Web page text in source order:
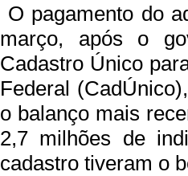
O pagamento do
março, após o
Cadastro Único
Federal
o balanço mais
2,7 milhões de
cadastro tiveram o